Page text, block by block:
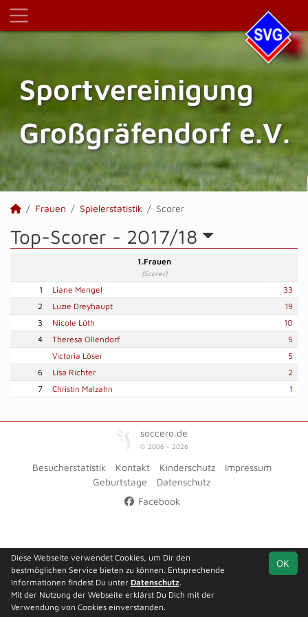
Sportvereinigung
Großgräfendorf e.V.
Frauen Spielerstatistik Scorer
Top-Scorer - 2017/18
1.Frauen
(Scorer)
1 Liane Mengel
33
2
Luzie Dreyhaupt
19
3
Nicole Lüth
10
4
Theresa Ollendorf
5
Victoria Löser
5
6
Lisa Richter
2
7
Christin Malzahn 1
soccero.de
© 2006 - 2026
Besucherstatistik Kontakt Kinderschutz
Impressum
Geburtstage
Datenschutz
Facebook
OK
Diese Webseite verwendet Cookies, um Dir den
bestmöglichen Service bieten zu können. Entsprechende
Informationen findest Du unter Datenschutz.
Mit der Nutzung der Webseite erklärst Du Dich mit der
Verwendung von Cookies einverstanden.